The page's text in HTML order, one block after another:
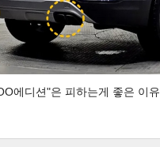
에디션"은 피하는게 좋은 이유